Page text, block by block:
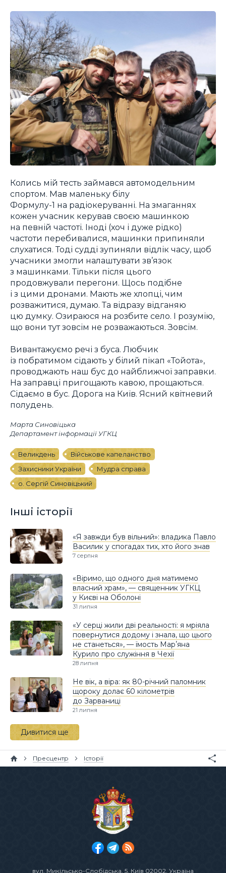
Колись мій тесть займався автомодельним
спортом. Мав маленьку білу
Формулу-1 на радіокеруванні. На змаганнях
кожен учасник керував своєю машинкою
на певній частоті. Іноді (хоч і дуже рідко)
частоти перебивалися, машинки припиняли
слухатися. Тоді судді зупиняли відлік часу, щоб
учасники змогли налаштувати зв’язок
з машинками. Тільки після цього
продовжували перегони. Щось подібне
і з цими дронами. Мають же хлопці, чим
розважитися, думаю. Та відразу відганяю
цю думку. Озираюся на розбите село. І розумію,
що вони тут зовсім не розважаються. Зовсім.
Вивантажуємо речі з буса. Любчик
із побратимом сідають у білий пікап «Тойота»,
проводжають наш бус до найближчої заправки.
На заправці пригощають кавою, прощаються.
Сідаємо в бус. Дорога на Київ. Ясний квітневий
полудень.
Марта Синовіцька
Департамент інформації УГКЦ
Великдень
Військове капеланство
Захисники України
Мудра справа
о. Сергій Синовіцький
Інші історії
«Я завжди був вільний»: владика Павло
Василик у спогадах тих, хто його знав
7 серпня
«Віримо, що одного дня матимемо
власний храм», — священник УГКЦ
у Києві на Оболоні
31 липня
«У серці жили дві реальності: я мріяла
повернутися додому і знала, що цього
не станеться», — їмость Марʼяна
Курило про служіння в Чехії
28 липня
Не вік, а віра: як 80-річний паломник
щороку долає 60 кілометрів
до Зарваниці
21 липня
Дивитися ще
Пресцентр Історії
вул. Микільсько-Слобідська, 5, Київ 02002, Україна